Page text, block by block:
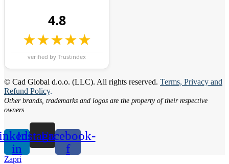
4.8
★★★★★
verified by Trustindex
© Cad Global d.o.o. (LLC). All rights reserved. Terms, Privacy and
Refund Policy.
Other brands, trademarks and logos are the property of their respective
owners.
in
Instagram
Facebook-
f
Zapri